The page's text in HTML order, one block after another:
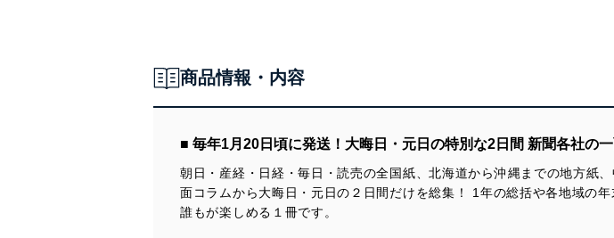
商品情報・内容
■ 毎年1月20日頃に発送！大晦日・元日の特別な2日間 新聞各社の一
朝日・産経・日経・毎日・読売の全国紙、北海道から沖縄までの地方紙
面コラムから大晦日・元日の２日間だけを総集！ 1年の総括や各地域の
誰もが楽しめる１冊です。